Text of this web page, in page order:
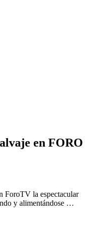
en FORO
ForoTV la espectacular
y alimentándose …